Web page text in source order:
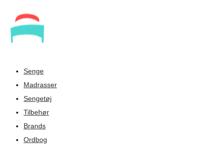
Senge
Madrasser
Sengetøj
Tilbehør
Brands
Ordbog